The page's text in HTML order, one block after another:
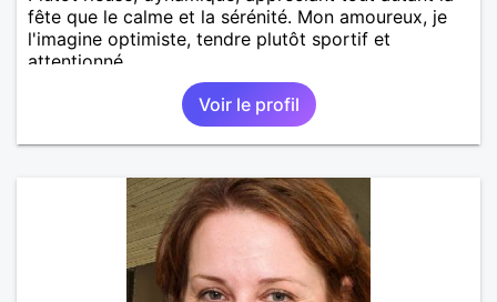
fête que le calme et la sérénité. Mon amoureux, je
l'imagine optimiste, tendre plutôt sportif et
attentionné.
Voir le profil